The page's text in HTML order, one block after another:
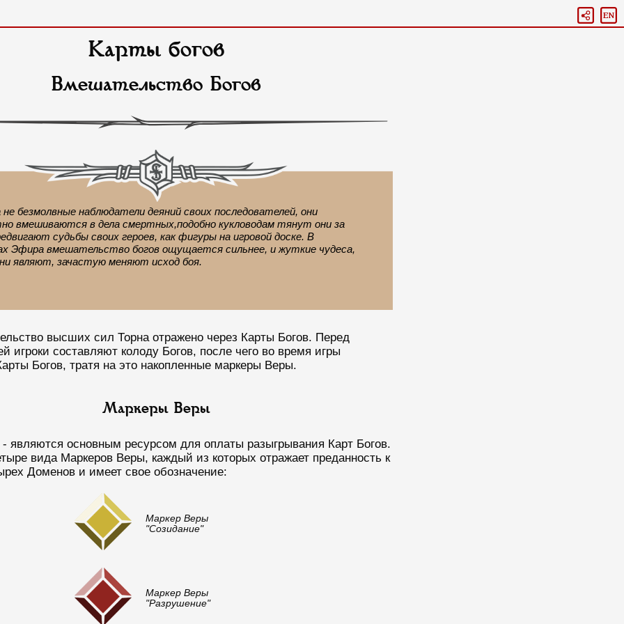
Карты богов
Вмешательство Богов
не безмолвные наблюдатели деяний своих последователей, они
вмешиваются в дела смертных,подобно кукловодам тянут они за
судьбы своих героев, как фигуры на игровой доске. В
Эфира вмешательство богов ощущается сильнее, и жуткие чудеса,
являют, зачастую меняют исход боя.
высших сил Торна отражено через Карты Богов. Перед
игроки составляют колоду Богов, после чего во время игры
Богов, тратя на это накопленные маркеры Веры.
Маркеры Веры
являются основным ресурсом для оплаты разыгрывания Карт Богов.
вида Маркеров Веры, каждый из которых отражает преданность к
Доменов и имеет свое обозначение:
Маркер Веры
"Созидание"
Маркер Веры
"Разрушение"